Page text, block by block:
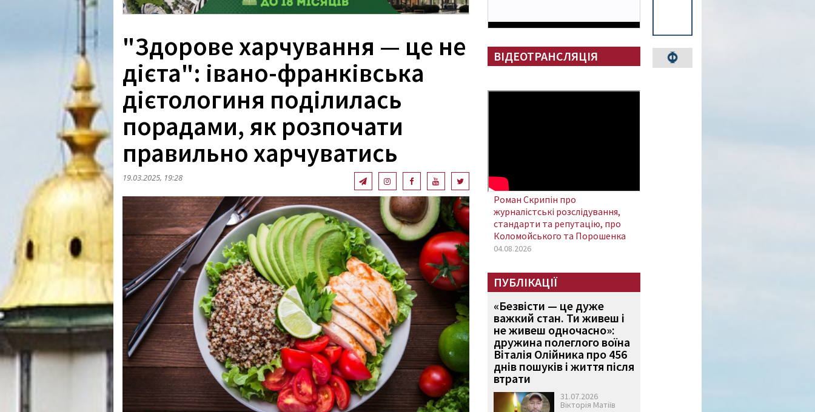
"Здорове харчування — це не
дієта": івано-франківська
дієтологиня поділилась
порадами, як розпочати
правильно харчуватись
19.03.2025, 19:28
ВІДЕОТРАНСЛЯЦІЯ
Роман Скрипін про
журналістські розслідування,
стандарти та репутацію, про
Коломойського та Порошенка
04.08.2026
ПУБЛІКАЦІЇ
«Безвісти — це дуже
важкий стан. Ти живеш і
не живеш одночасно»:
дружина полеглого воїна
Віталія Олійника про 456
днів пошуків і життя після
втрати
31.07.2026
Вікторія Матіїв